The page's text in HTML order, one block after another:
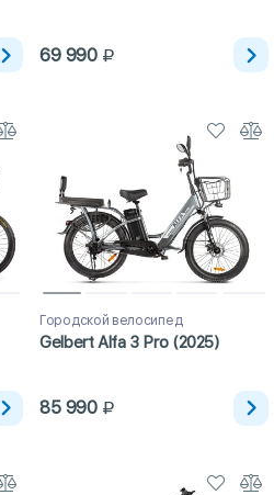
69 990
Городской велосипед
Gelbert Alfa 3 Pro (2025)
85 990